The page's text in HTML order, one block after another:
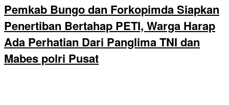
Pemkab Bungo dan Forkopimda Siapkan
Penertiban Bertahap PETI, Warga Harap
Ada Perhatian Dari Panglima TNI dan
Mabes polri Pusat